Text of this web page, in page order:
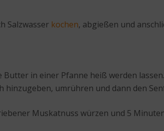
Salzwasser kochen, abgießen und
Butter in einer Pfanne heiß werden
hinzugeben, umrühren und dann den
Muskatnuss würzen und 5